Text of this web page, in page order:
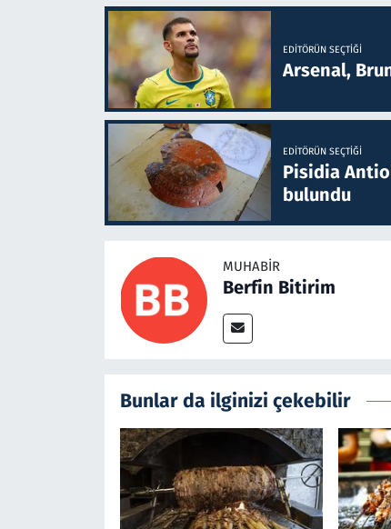
EDITÖRÜN SEÇTIĞI
Arsenal,
EDITÖRÜN SEÇTIĞI
Pisidia
bulundu
MUHABIR
Berfin Bitirim
Bunlar da ilginizi çekebilir